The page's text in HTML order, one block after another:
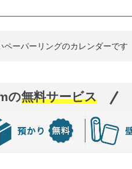
ペーパーリングのカレンダーです
の無料サービス